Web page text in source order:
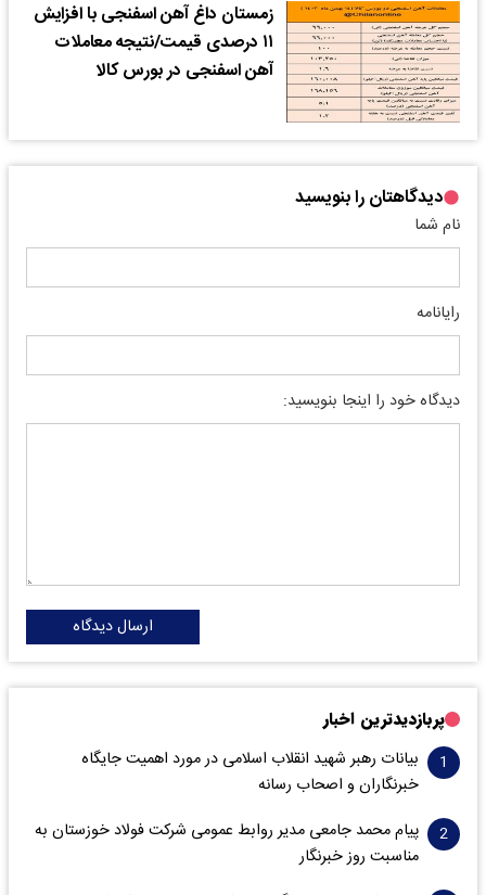
زمستان داغ آهن اسفنجی با افزایش
۱۱ درصدی قیمت/نتیجه معاملات
آهن اسفنجی در بورس کالا
دیدگاهتان را بنویسید
نام شما
رایانامه
دیدگاه خود را اینجا بنویسید:
ارسال دیدگاه
پربازدیدترین اخبار
بیانات رهبر شهید انقلاب اسلامی در مورد اهمیت جایگاه
خبرنگاران و اصحاب رسانه
پیام محمد جامعی مدیر روابط عمومی شرکت فولاد خوزستان به
مناسبت روز خبرنگار